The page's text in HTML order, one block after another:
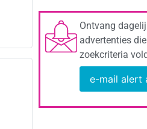
Ontvang
advertenties
zoekcriteria
e-mail alert